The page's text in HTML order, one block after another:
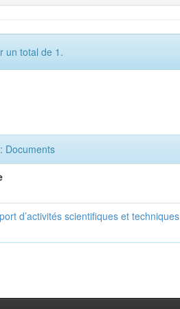
un total de 1.
Documents
d’activités scientifiques et techniques